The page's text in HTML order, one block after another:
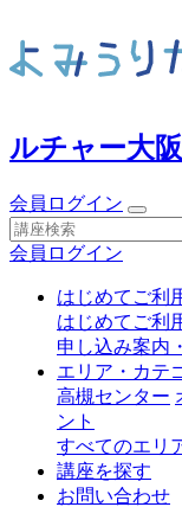
ルチャー大阪
会員ログイン
会員ログイン
はじめてご利
はじめてご利
申し込み案内
エリア・カテ
高槻センター
ント
すべてのエリ
講座を探す
お問い合わせ